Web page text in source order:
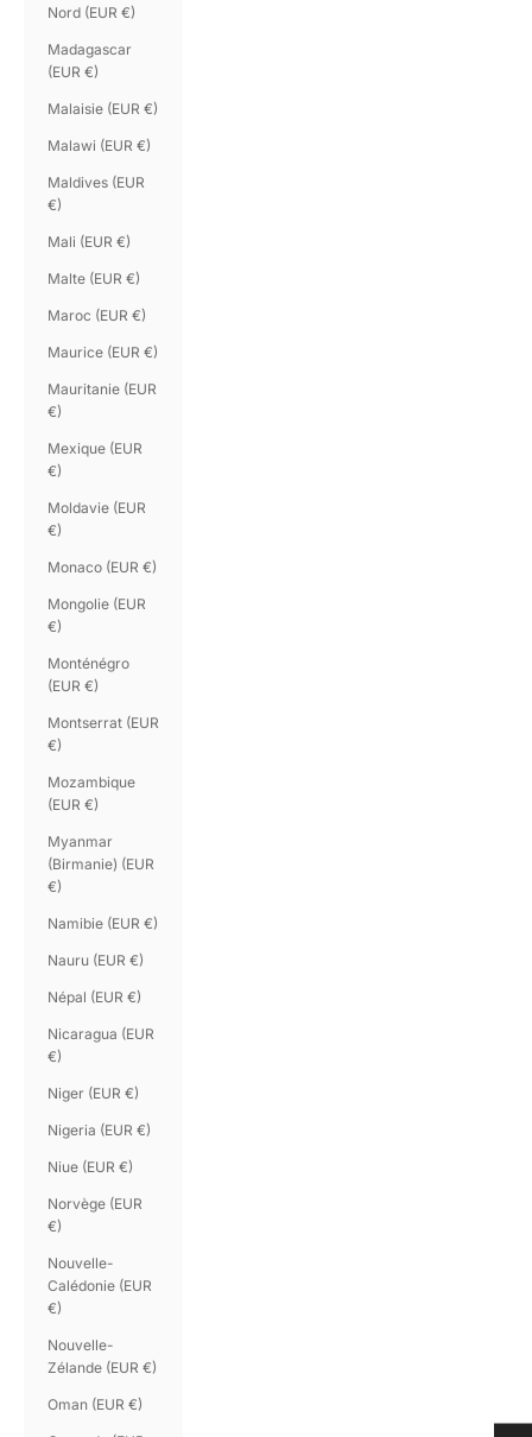
Nord (EUR €)
Madagascar
(EUR €)
Malaisie (EUR €)
Malawi (EUR €)
Maldives (EUR
€)
Mali (EUR €)
Malte (EUR €)
Maroc (EUR €)
Maurice (EUR €)
Mauritanie (EUR
€)
Mexique (EUR
€)
Moldavie (EUR
€)
Monaco (EUR €)
Mongolie (EUR
€)
Monténégro
(EUR €)
Montserrat (EUR
€)
Mozambique
(EUR €)
Myanmar
(Birmanie) (EUR
€)
Namibie (EUR €)
Nauru (EUR €)
Népal (EUR €)
Nicaragua (EUR
€)
Niger (EUR €)
Nigeria (EUR €)
Niue (EUR €)
Norvège (EUR
€)
Nouvelle-
Calédonie (EUR
€)
Nouvelle-
Zélande (EUR €)
Oman (EUR €)